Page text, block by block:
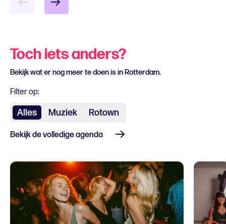
Toch iets anders?
Bekijk wat er nog meer te doen is in Rotterdam.
Filter op:
Alles Muziek Rotown
Bekijk de volledige agenda